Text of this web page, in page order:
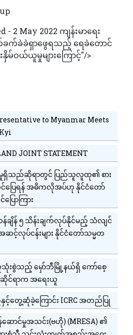
- 2 May 2022 ကျန်းမာရေး
က်ခဲခဲရှာဖွေရသည့် ရေခဲတောင်
မ်ဝယ်ယူမှုများကြောင့်"/>
စကဥက္ကဋ္ဌနှင့် ကမ္ဘောဒီးယားဝန်ကြီးချုပ်
ယာဉ်တိုက်မှုဖြစ်ပွားပြီး ကားခ
to Myanmar Meets
JOINT STATEMENT
မှုရှိသည်ဆိုရာတွင် ပြည်သူလူထု၏ စား
ဆင်ပြေရန် အဓိကလိုအပ်ဟု နိုင်ငံတော်
ြောကြား
ချိန် ၅ သိန်းချက်လုပ်နိုင်မည့် သံလျင်
င့်လုပ်ငန်းများ နိုင်ငံတော်သမ္မတ
သုံးစွဲသည့် မှော်ဘီမြို့နယ်ရှိ ကော်စေ့
င်ရာက အရေးယူ
င့်တွေ့ဆုံခဲ့ကြောင်း ICRC အတည်ပြု
န်ဆောင်မှုအသင်း(ဗဟို) (MRESA) ၏